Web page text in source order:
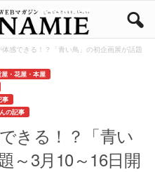
感できる！？「青い鳥」の初企画展が話題
・花屋・本屋
事
の記事
きる！？「青い
～3月10～16日開